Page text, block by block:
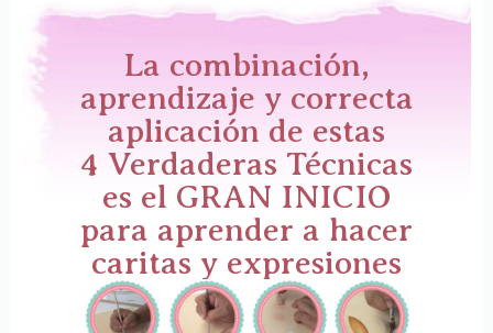
La combinación,
aprendizaje y correcta
aplicación de estas
4 Verdaderas Técnicas
es el GRAN INICIO
para aprender a hacer
caritas y expresiones